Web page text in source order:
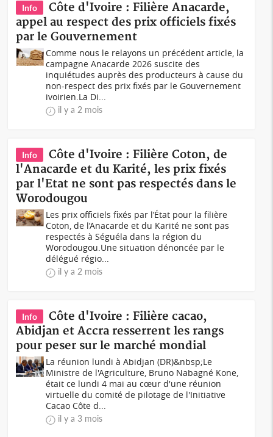
Info
Côte d'Ivoire : Filière Anacarde,
appel au respect des prix officiels fixés
par le Gouvernement
Comme nous le relayons un précédent article, la
campagne Anacarde 2026 suscite des
inquiétudes auprès des producteurs à cause du
non-respect des prix fixés par le Gouvernement
ivoirien.La Di...
il y a 2 mois
Info
Côte d'Ivoire : Filière Coton, de
l'Anacarde et du Karité, les prix fixés
par l'Etat ne sont pas respectés dans le
Worodougou
Les prix officiels fixés par l’État pour la filière
Coton, de l’Anacarde et du Karité ne sont pas
respectés à Séguéla dans la région du
Worodougou.Une situation dénoncée par le
délégué régio...
il y a 2 mois
Info
Côte d'Ivoire : Filière cacao,
Abidjan et Accra resserrent les rangs
pour peser sur le marché mondial
La réunion lundi à Abidjan (DR)&nbsp;Le
Ministre de l'Agriculture, Bruno Nabagné Kone,
était ce lundi 4 mai au cœur d'une réunion
virtuelle du comité de pilotage de l'Initiative
Cacao Côte d...
il y a 3 mois